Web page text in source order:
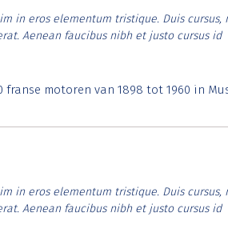
in eros elementum tristique. Duis cursus,
Aenean faucibus nibh et justo cursus id
motoren van 1898 tot 1960 in
in eros elementum tristique. Duis cursus,
Aenean faucibus nibh et justo cursus id